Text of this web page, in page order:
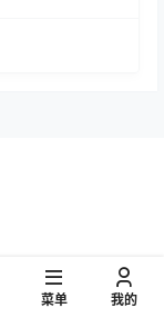
菜单 我的